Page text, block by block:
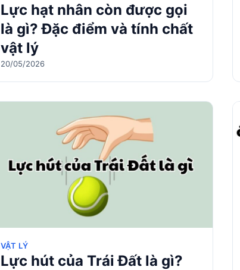
Lực hạt nhân còn được gọi
là gì? Đặc điểm và tính chất
vật lý
20/05/2026
VẬT LÝ
Lực hút của Trái Đất là gì?